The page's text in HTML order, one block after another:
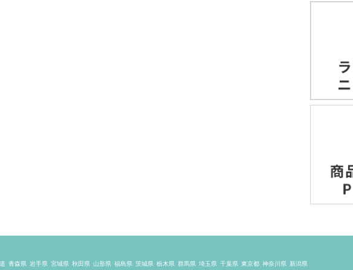
青森県 岩手県 宮城県 秋田県 山形県 福島県 茨城県 栃木県 群馬県 埼玉県 千葉県 東京都 神奈川県 新潟県